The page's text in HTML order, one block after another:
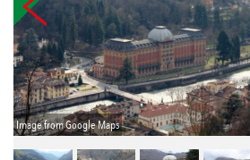
Image from Google Maps